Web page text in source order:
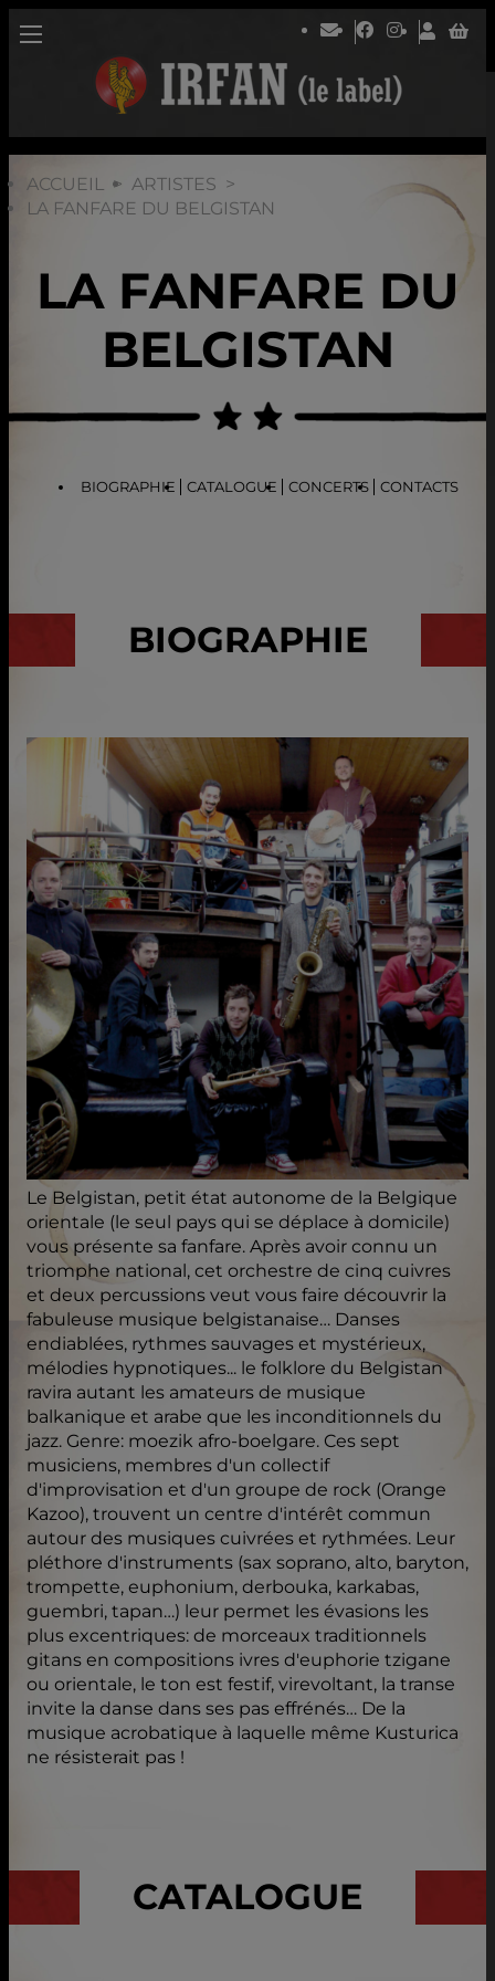
ACCUEIL
ARTISTES
LA FANFARE DU BELGISTAN
LA FANFARE DU
BELGISTAN
BIOGRAPHIE CATALOGUE CONCERTS CONTACTS
BIOGRAPHIE
Le Belgistan, petit état autonome de la Belgique
orientale (le seul pays qui se déplace à domicile)
vous présente sa fanfare. Après avoir connu un
triomphe national, cet orchestre de cinq cuivres
et deux percussions veut vous faire découvrir la
fabuleuse musique belgistanaise… Danses
endiablées, rythmes sauvages et mystérieux,
mélodies hypnotiques... le folklore du Belgistan
ravira autant les amateurs de musique
balkanique et arabe que les inconditionnels du
jazz. Genre: moezik afro-boelgare. Ces sept
musiciens, membres d'un collectif
d'improvisation et d'un groupe de rock (Orange
Kazoo), trouvent un centre d'intérêt commun
autour des musiques cuivrées et rythmées. Leur
pléthore d'instruments (sax soprano, alto, baryton,
trompette, euphonium, derbouka, karkabas,
guembri, tapan…) leur permet les évasions les
plus excentriques: de morceaux traditionnels
gitans en compositions ivres d'euphorie tzigane
ou orientale, le ton est festif, virevoltant, la transe
invite la danse dans ses pas effrénés… De la
musique acrobatique à laquelle même Kusturica
ne résisterait pas !
CATALOGUE